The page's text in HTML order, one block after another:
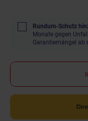
Rundum-Schutz
Monate gegen
Garantiemängel ab